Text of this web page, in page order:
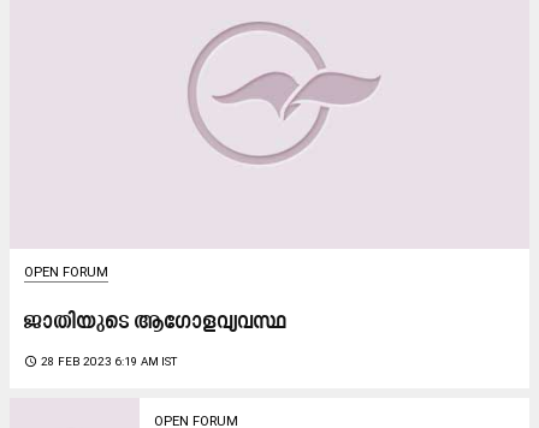
OPEN FORUM
ജാ​തി​യു​ടെ ആ​ഗോ​ള​വ്യ​വ​സ്ഥ
access_time 28 FEB 2023 6:19 AM IST
OPEN FORUM